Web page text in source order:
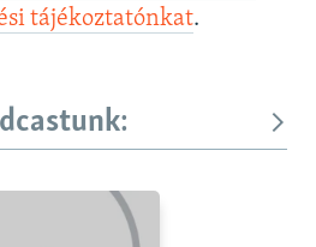
tájékoztatónkat.